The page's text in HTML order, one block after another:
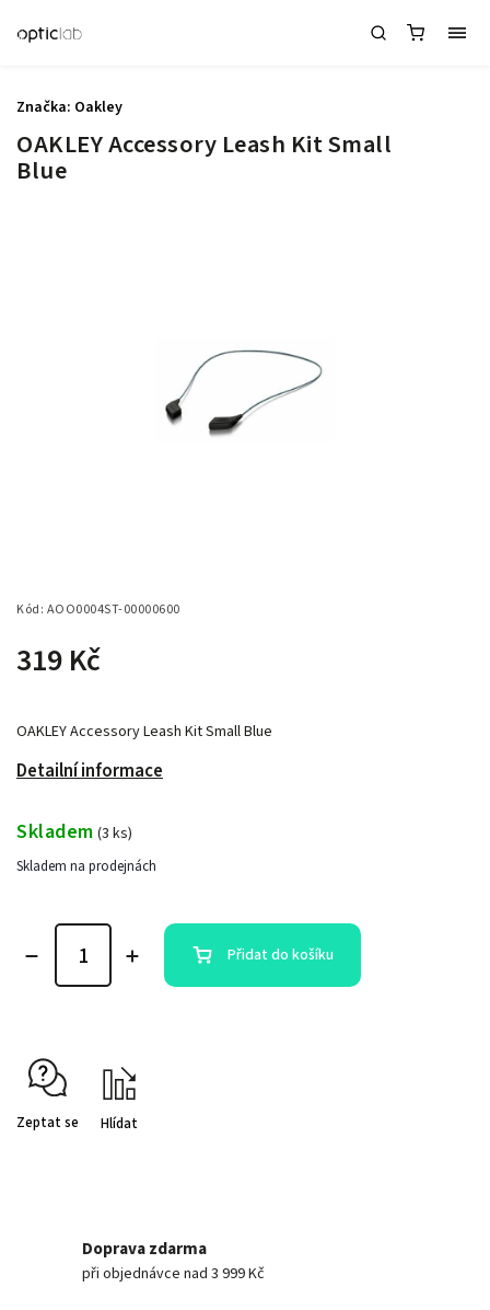
OAKLEY Accessory Leash Kit Small
Blue
Kód: AOO0004ST-00000600
319 Kč
OAKLEY Accessory Leash Kit Small Blue
Detailní informace
Značka: Oakley
Skladem (3 ks)
Skladem na prodejnách
Přidat do košíku
Zeptat se Hlídat
Doprava zdarma
při objednávce nad 3 999 Kč